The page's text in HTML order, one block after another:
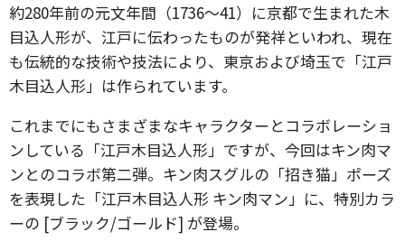
約280年前の元文年間（1736～41）に京都で生まれた木
目込人形が、江戸に伝わったものが発祥といわれ、現在
も伝統的な技術や技法により、東京および埼玉で「江戸
木目込人形」は作られています。
これまでにもさまざまなキャラクターとコラボレーショ
ンしている「江戸木目込人形」ですが、今回はキン肉マ
ンとのコラボ第二弾。キン肉スグルの「招き猫」ポーズ
を表現した「江戸木目込人形 キン肉マン」に、特別カラ
ーの [ブラック/ゴールド] が登場。